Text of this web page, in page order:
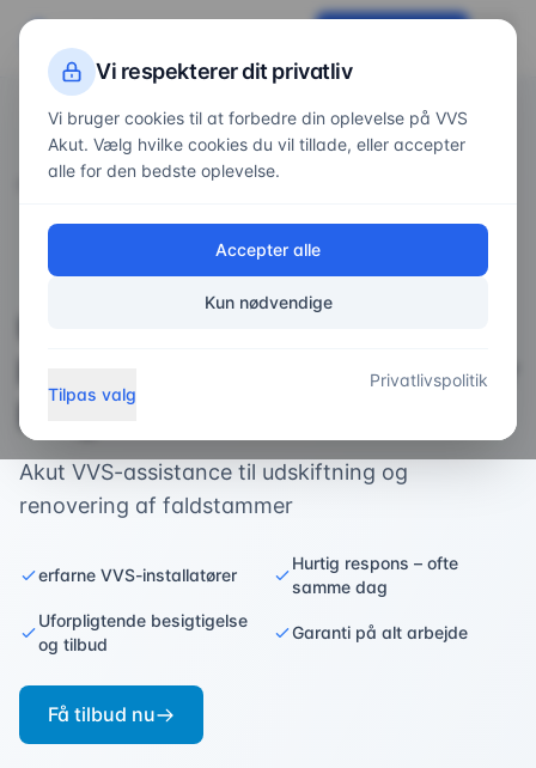
Forside Services udskiftning af faldstamme
Installation
Professionel Hjælp Når Du Har
Brug For Det
Akut VVS-assistance til udskiftning og
renovering af faldstammer
erfarne VVS-installatører
Hurtig respons – ofte
samme dag
Uforpligtende besigtigelse
og tilbud
Garanti på alt arbejde
Få tilbud nu
Vi respekterer dit privatliv
Vi bruger cookies til at forbedre din oplevelse på VVS
Akut. Vælg hvilke cookies du vil tillade, eller accepter
alle for den bedste oplevelse.
Accepter alle
Kun nødvendige
Tilpas valg
Privatlivspolitik